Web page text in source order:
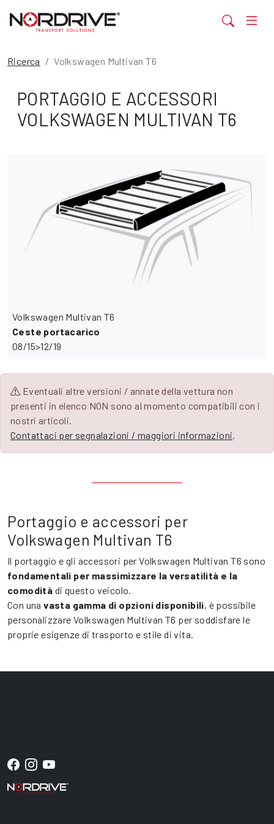
Ricerca Volkswagen Multivan T6
PORTAGGIO E ACCESSORI
VOLKSWAGEN MULTIVAN T6
Volkswagen Multivan T6
Ceste portacarico
08/15>12/19
Eventuali altre versioni / annate della vettura non
presenti in elenco NON sono al momento compatibili con i
nostri articoli.
Contattaci per segnalazioni / maggiori informazioni.
Portaggio e accessori per
Volkswagen Multivan T6
Il portaggio e gli accessori per Volkswagen Multivan T6 sono
fondamentali per massimizzare la versatilità e la
comodità di questo veicolo.
Con unavasta gamma di opzioni disponibili, è possibile
personalizzare Volkswagen Multivan T6 per soddisfare le
proprie esigenze di trasporto e stile di vita.